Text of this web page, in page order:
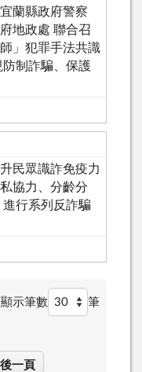
蘭縣政府警察
地政處 聯合召
」犯罪手法共識
制詐騙、保護
民眾識詐免疫力
協力、分齡分
行系列反詐騙
示筆數 筆
一頁